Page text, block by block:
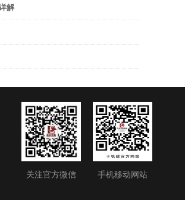
解
关注官方微信
手机移动网站